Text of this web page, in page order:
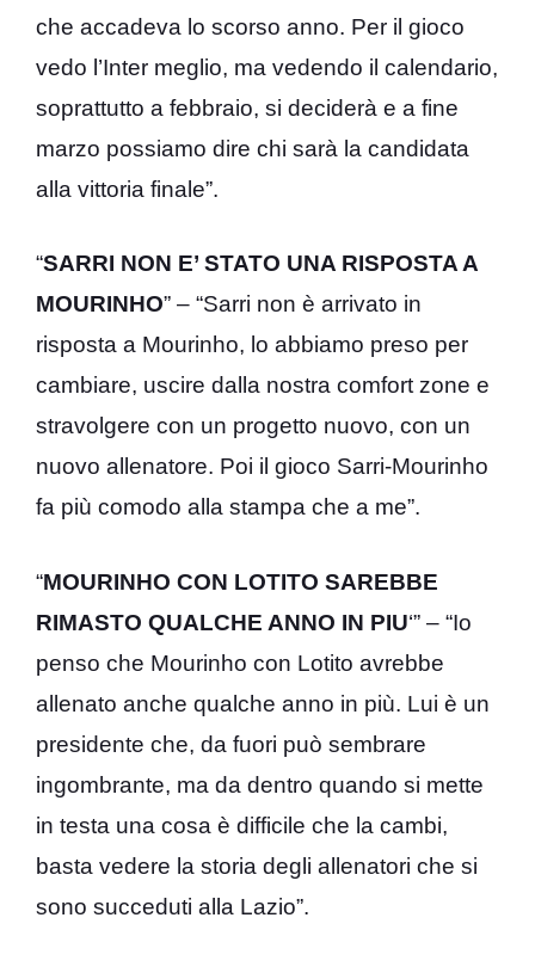
che accadeva lo scorso anno. Per il gioco
vedo l’Inter meglio, ma vedendo il calendario,
soprattutto a febbraio, si deciderà e a fine
marzo possiamo dire chi sarà la candidata
alla vittoria finale”.
“SARRI NON E’ STATO UNA RISPOSTA A
MOURINHO” – “Sarri non è arrivato in
risposta a Mourinho, lo abbiamo preso per
cambiare, uscire dalla nostra comfort zone e
stravolgere con un progetto nuovo, con un
nuovo allenatore. Poi il gioco Sarri-Mourinho
fa più comodo alla stampa che a me”.
“MOURINHO CON LOTITO SAREBBE
RIMASTO QUALCHE ANNO IN PIU‘” – “Io
penso che Mourinho con Lotito avrebbe
allenato anche qualche anno in più. Lui è un
presidente che, da fuori può sembrare
ingombrante, ma da dentro quando si mette
in testa una cosa è difficile che la cambi,
basta vedere la storia degli allenatori che si
sono succeduti alla Lazio”.